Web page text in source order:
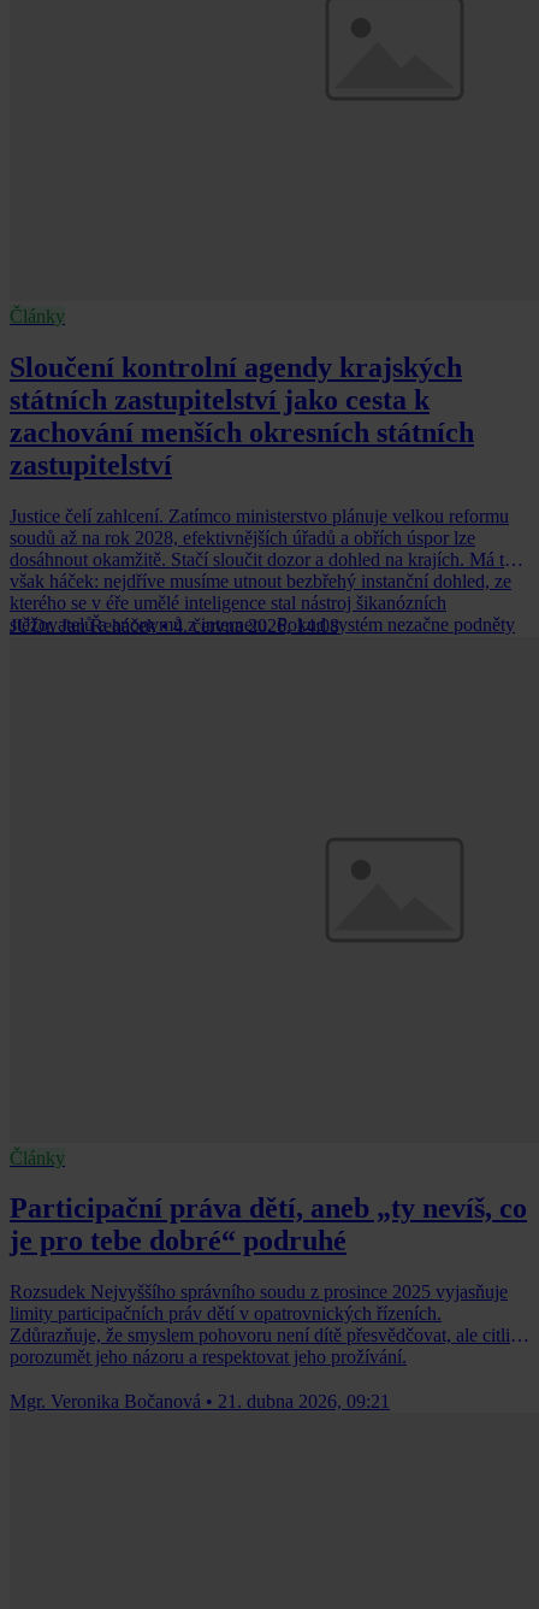
Články
Sloučení kontrolní agendy krajských
státních zastupitelství jako cesta k
zachování menších okresních státních
zastupitelství
Justice čelí zahlcení. Zatímco ministerstvo plánuje velkou reformu
soudů až na rok 2028, efektivnějších úřadů a obřích úspor lze
dosáhnout okamžitě. Stačí sloučit dozor a dohled na krajích. Má to
však háček: nejdříve musíme utnout bezbřehý instanční dohled, ze
kterého se v éře umělé inteligence stal nástroj šikanózních
stěžovatelů a anonymů z internetu. Pokud systém nezačne podněty
JUDr. Jan Řeháček • 4. června 2026, 14:08
Články
Participační práva dětí, aneb „ty nevíš, co
je pro tebe dobré“ podruhé
Rozsudek Nejvyššího správního soudu z prosince 2025 vyjasňuje
limity participačních práv dětí v opatrovnických řízeních.
Zdůrazňuje, že smyslem pohovoru není dítě přesvědčovat, ale citlivě
porozumět jeho názoru a respektovat jeho prožívání.
Mgr. Veronika Bočanová • 21. dubna 2026, 09:21